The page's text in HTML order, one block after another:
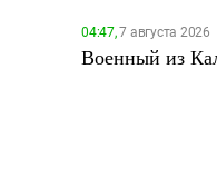
04:47,7 августа 2026
Военный из